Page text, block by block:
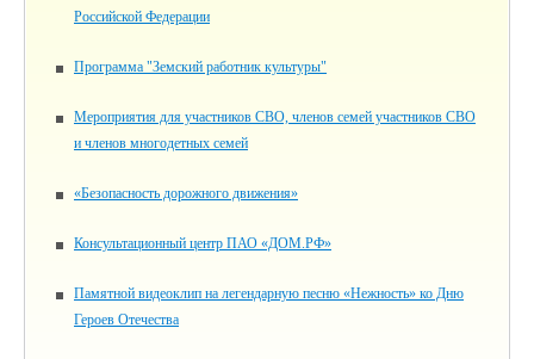
Российской Федерации
Программа "Земский работник культуры"
Мероприятия для участников СВО, членов семей участников СВО
и членов многодетных семей
«Безопасность дорожного движения»
Консультационный центр ПАО «ДОМ.РФ»
Памятной видеоклип на легендарную песню «Нежность» ко Дню
Героев Отечества